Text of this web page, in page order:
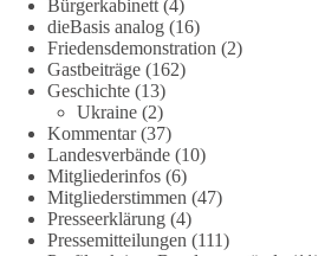
#dieBasis #natur #grundrechte
7 8
DieBasis
2 Tage(n) zuvor
Jetzt dieBasis Sachsen-Anhalt unterstützen!
Bürgerkabinett (4)
dieBasis analog (16)
Friedensdemonstration (2)
Gastbeiträge (162)
Geschichte (13)
Ukraine (2)
Kommentar(37)
Landesverbände (10)
Mitgliederinfos (6)
Mitgliederstimmen (47)
Presseerklärung (4)
Pressemitteilungen (111)